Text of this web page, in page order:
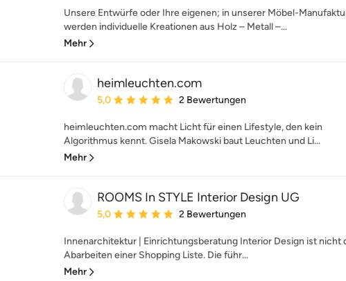
Unsere Entwürfe oder Ihre eigenen; in unserer Möbel-
werden individuelle Kreationen aus Holz – Metall –...
Mehr
heimleuchten.com
Durchschnittliche Bewertung: 5 von 5 Sternen
5,0 2 Bewertungen
heimleuchten.com macht Licht für einen Lifestyle, den kein
Algorithmus kennt. Gisela Makowski baut Leuchten und Li...
Mehr
ROOMS In STYLE Interior Design UG
Durchschnittliche Bewertung: 5 von 5 Sternen
5,0 2 Bewertungen
Innenarchitektur | Einrichtungsberatung Interior Design ist nicht
Abarbeiten einer Shopping Liste. Die führ...
Mehr